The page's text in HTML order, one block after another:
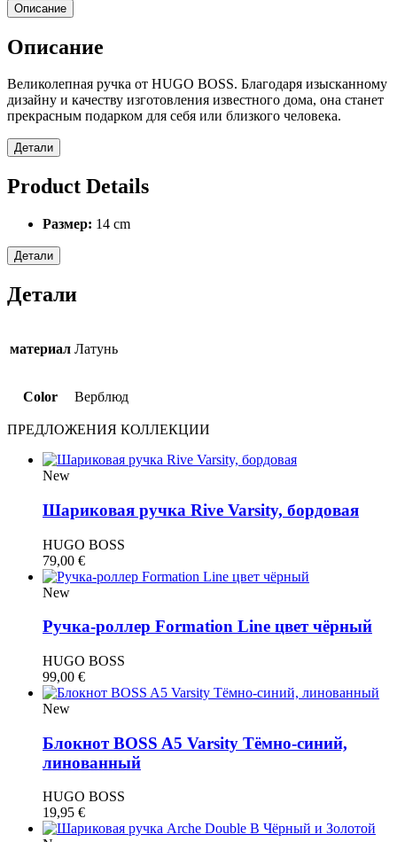
Описание
Описание
Великолепная ручка от HUGO BOSS. Благодаря изысканному
дизайну и качеству изготовления известного дома, она станет
прекрасным подарком для себя или близкого человека.
Детали
Product Details
Размер: 14 cm
Детали
Детали
материал Латунь
Color Верблюд
ПРЕДЛОЖЕНИЯ КОЛЛЕКЦИИ
New
Шариковая ручка Rive Varsity, бордовая
HUGO BOSS
79,00 €
New
Ручка-роллер Formation Line цвет чёрный
HUGO BOSS
99,00 €
New
Блокнот BOSS A5 Varsity Тёмно-синий,
линованный
HUGO BOSS
19,95 €